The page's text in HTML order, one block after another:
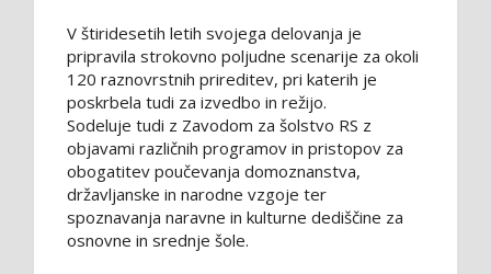
V štiridesetih letih svojega delovanja je
pripravila strokovno poljudne scenarije za okoli
120 raznovrstnih prireditev, pri katerih je
poskrbela tudi za izvedbo in režijo.
Sodeluje tudi z Zavodom za šolstvo RS z
objavami različnih programov in pristopov za
obogatitev poučevanja domoznanstva,
državljanske in narodne vzgoje ter
spoznavanja naravne in kulturne dediščine za
osnovne in srednje šole.